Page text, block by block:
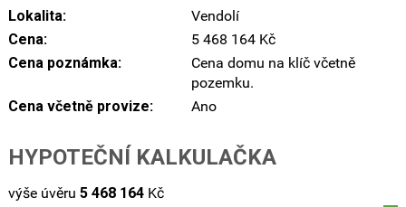
Lokalita:
Vendolí
Cena:
5 468 164 Kč
Cena poznámka:
Cena domu na klíč včetně
pozemku.
Cena včetně provize:
Ano
HYPOTEČNÍ KALKULAČKA
výše úvěru 5 468 164 Kč